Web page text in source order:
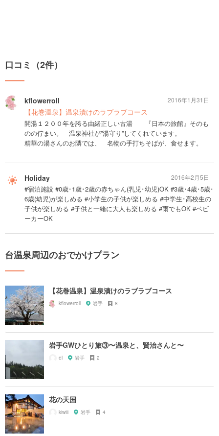
口コミ（2件）
kflowerroll
【花巻温泉】温泉漬けのラブラブコース
開湯１２００年を誇る由緒正しい古湯 『日本の旅館』そのも
のの佇まい。 温泉神社が”湯守り”してくれています。
精華の湯さんのお隣では、 名物の手打ちそばが、食せます。
2016年1月31日
Holiday
#宿泊施設 #0歳･1歳･2歳の赤ちゃん(乳児･幼児)OK #3歳･4歳･5歳･
6歳(幼児)が楽しめる #小学生の子供が楽しめる #中学生･高校生の
子供が楽しめる #子供と一緒に大人も楽しめる #雨でもOK #ベビ
ーカーOK
2016年2月5日
台温泉周辺のおでかけプラン
【花巻温泉】温泉漬けのラブラブコース
kflowerroll 岩手 8
岩手GWひとり旅③〜温泉と、賢治さんと〜
el 岩手 2
花の天国
kiwiii 岩手 4